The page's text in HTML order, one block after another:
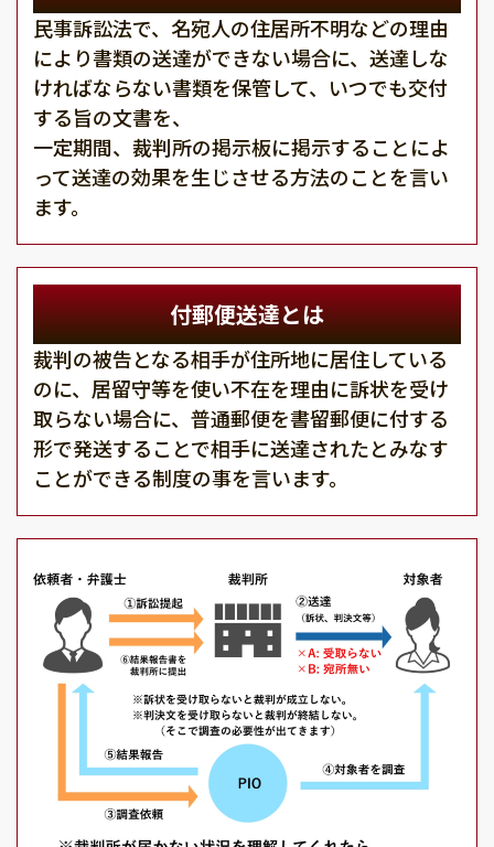
民事訴訟法で、名宛人の住居所不明などの理由
により書類の送達ができない場合に、送達しな
ければならない書類を保管して、いつでも交付
する旨の文書を、
一定期間、裁判所の掲示板に掲示することによ
って送達の効果を生じさせる方法のことを言い
ます。
付郵便送達とは
裁判の被告となる相手が住所地に居住している
のに、居留守等を使い不在を理由に訴状を受け
取らない場合に、普通郵便を書留郵便に付する
形で発送することで相手に送達されたとみなす
ことができる制度の事を言います。